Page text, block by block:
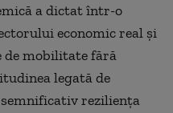
a dictat într-o
economic real și
de mobilitate fără
legată de
reziliența